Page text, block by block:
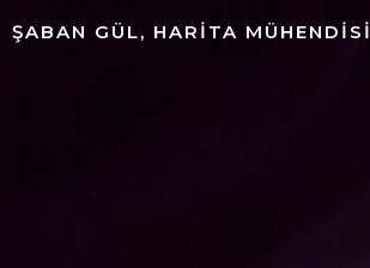
ŞABAN GÜL, HARITA MÜHENDISI